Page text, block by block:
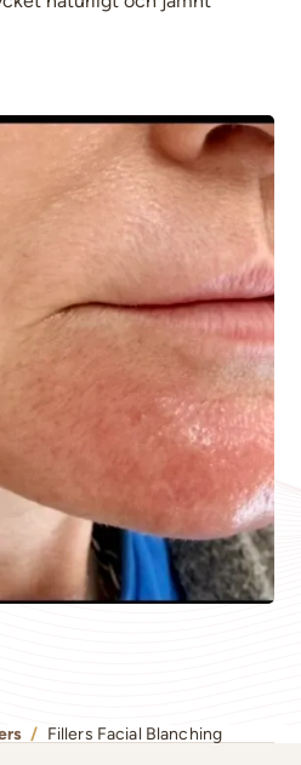
/ Fillers Facial Blanching